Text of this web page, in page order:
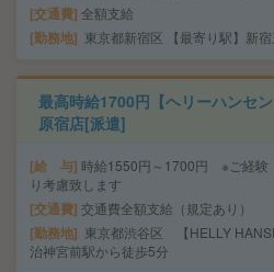
交通費 全額支給
勤務地 東京都新宿区 【最寄り駅】新
最高時給1700円【ヘリーハンセ
原宿店[派遣]
給 与 時給1550円～1700円 ※ご経験
り考慮致します
交通費 交通費全額支給（規定あり）
勤務地
東京都渋谷区 【HELLY
治神宮前駅から徒歩5分